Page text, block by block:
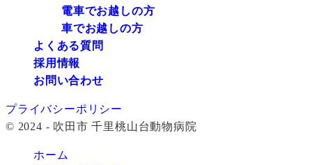
電車でお越しの方
車でお越しの方
よくある質問
採用情報
お問い合わせ
プライバシーポリシー
© 2024 - 吹田市 千里桃山台動物病院
ホーム